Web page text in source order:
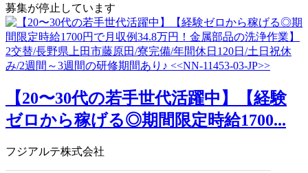
募集が停止しています
【20〜30代の若手世代活躍中】【経験
ゼロから稼げる◎期間限定時給1700...
フジアルテ株式会社